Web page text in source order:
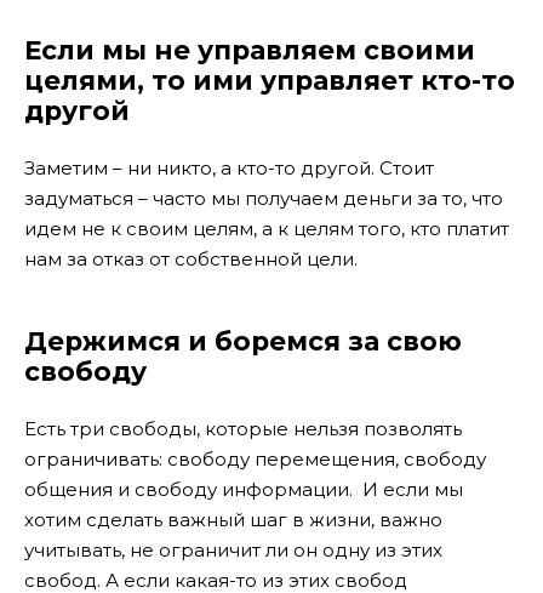
Если мы не управляем своими
целями, то ими управляет кто-то
другой
Заметим – ни никто, а кто-то другой. Стоит
задуматься – часто мы получаем деньги за то, что
идем не к своим целям, а к целям того, кто платит
нам за отказ от собственной цели.
Держимся и боремся за свою
свободу
Есть три свободы, которые нельзя позволять
ограничивать: свободу перемещения, свободу
общения и свободу информации. И если мы
хотим сделать важный шаг в жизни, важно
учитывать, не ограничит ли он одну из этих
свобод. А если какая-то из этих свобод